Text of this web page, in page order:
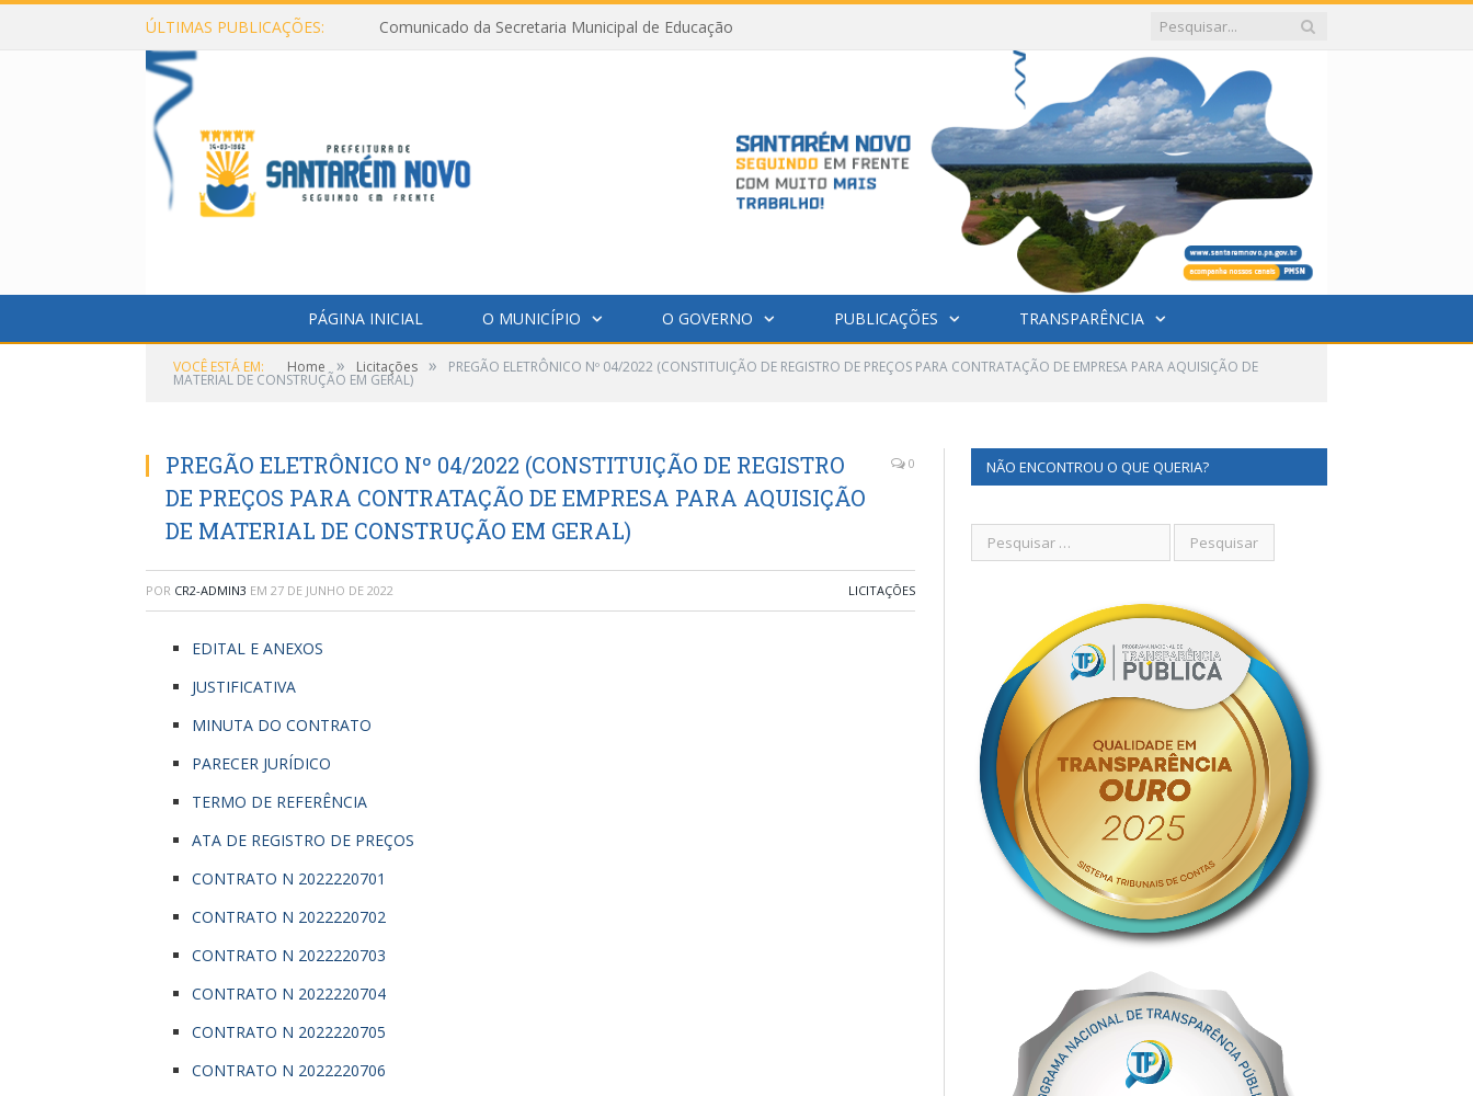
ÚLTIMAS PUBLICAÇÕES: Comunicado da Secretaria Municipal de Educação
PÁGINA INICIAL O MUNICÍPIO O GOVERNO PUBLICAÇÕES TRANSPARÊNCIA
VOCÊ ESTÁ EM: Home » Licitações » PREGÃO ELETRÔNICO Nº 04/2022 (CONSTITUIÇÃO DE REGISTRO DE PREÇOS PARA CONTRATAÇÃO DE EMPRESA PARA AQUISIÇÃO DE
MATERIAL DE CONSTRUÇÃO EM GERAL)
PREGÃO ELETRÔNICO Nº 04/2022 (CONSTITUIÇÃO DE REGISTRO
DE PREÇOS PARA CONTRATAÇÃO DE EMPRESA PARA AQUISIÇÃO
DE MATERIAL DE CONSTRUÇÃO EM GERAL)
0
POR CR2-ADMIN3 EM 27 DE JUNHO DE 2022 LICITAÇÕES
EDITAL E ANEXOS
JUSTIFICATIVA
MINUTA DO CONTRATO
PARECER JURÍDICO
TERMO DE REFERÊNCIA
ATA DE REGISTRO DE PREÇOS
CONTRATO N 2022220701
CONTRATO N 2022220702
CONTRATO N 2022220703
CONTRATO N 2022220704
CONTRATO N 2022220705
CONTRATO N 2022220706
NÃO ENCONTROU O QUE QUERIA?